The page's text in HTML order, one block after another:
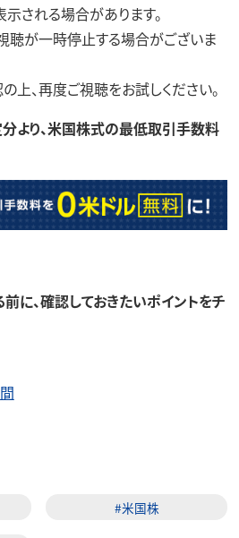
される場合があります。
聴が一時停止する場合がございま
、再度ご視聴をお試しください。
より、米国株式の最低取引手数料
に、確認しておきたいポイントをチ
#米国株